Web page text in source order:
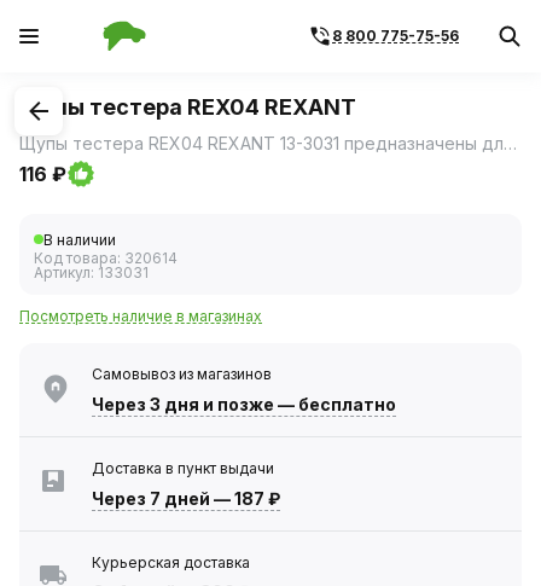
8 800 775-75-56
1/3
Щупы тестера REX04 REXANT
Щупы тестера REX04 REXANT 13-3031 предназначены для подключения к тестерам и токовым клещам с коротким посадочным гнездом, серий MASTECH, PROconnect, 830, 832, 838 и т.
116 ₽
В наличии
Код товара: 320614
Артикул: 133031
Посмотреть наличие в магазинах
Самовывоз из магазинов
Через 3 дня и позже — бесплатно
Доставка в пункт выдачи
Через 7 дней —187 ₽
Курьерская доставка